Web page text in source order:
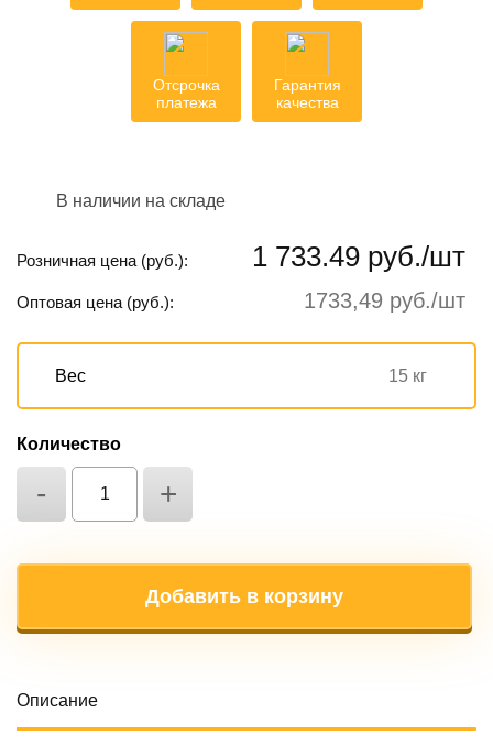
Отсрочка
платежа
Гарантия
качества
В наличии на складе
Розничная цена (руб.): 1 733.49 руб./шт
Оптовая цена (руб.): 1733,49 руб./шт
Вес 15 кг
Количество
- +
Добавить в корзину
Oписание